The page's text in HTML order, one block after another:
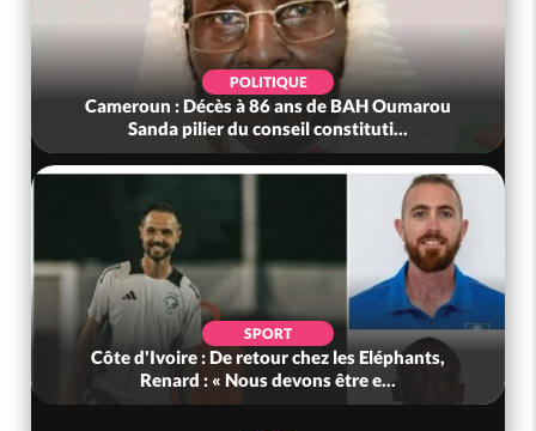
POLITIQUE
Cameroun : Décès à 86 ans de BAH Oumarou
Sanda pilier du conseil constituti...
SPORT
Côte d'Ivoire : De retour chez les Eléphants,
Renard : « Nous devons être e...